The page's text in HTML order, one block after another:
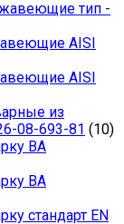
тип -
AISI
AISI
из
08-693-81 (10)
ВА
ВА
стандарт EN